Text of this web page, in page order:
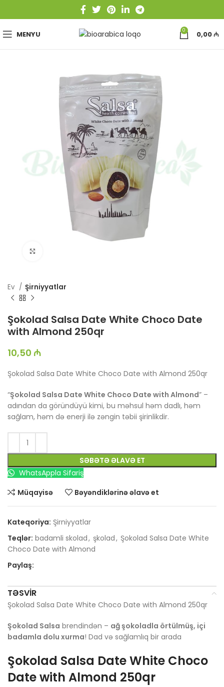
MENYU 0 0,00₼
Ev Şirniyyatlar
Şokolad Salsa Date White Choco Date
with Almond 250qr
10,50 ₼
Şokolad Salsa Date White Choco Date with Almond 250qr
“Şokolad Salsa Date White Choco Date with Almond” –
adından da göründüyü kimi, bu məhsul həm dadlı, həm
sağlam, həm də enerji ilə zəngin təbii şirinlikdir.
SƏBƏTƏ ƏLAVƏ ET
WhatsAppla Sifariş
Müqayisə
Bəyəndiklərinə əlavə et
Kateqoriya: Şirniyyatlar
Teqlər: badamli skolad, şkolad, Şokolad Salsa Date White
Choco Date with Almond
Paylaş:
TƏSVIR
Şokolad Salsa Date White Choco Date with Almond 250qr
Şokolad Salsa brendindən – ağ şokoladla örtülmüş, içi
badamla dolu xurma! Dad və sağlamlıq bir arada
Şokolad Salsa Date White Choco
Date with Almond 250qr